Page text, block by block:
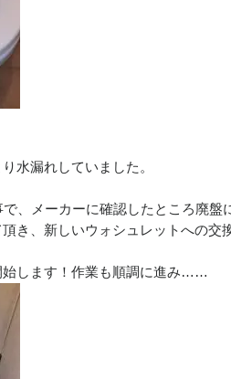
水漏れしていました。
、メーカーに確認したところ廃盤
き、新しいウォシュレットへの交
始します！作業も順調に進み……